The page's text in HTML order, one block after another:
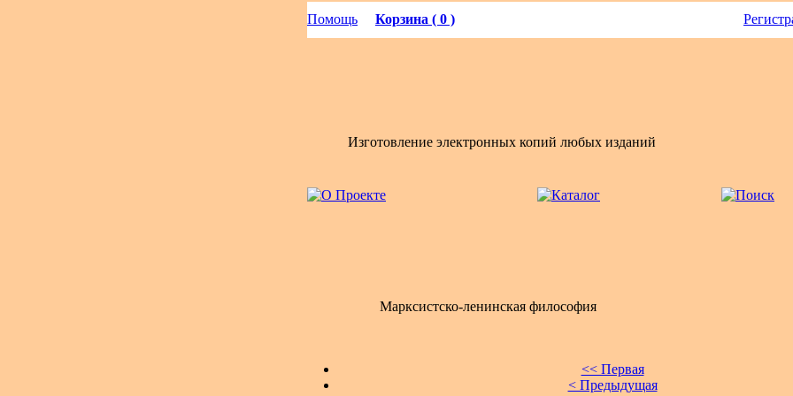
Помощь Корзина ( 0 )
Изготовление электронных копий любых изданий
Марксистско-ленинская философия
<< Первая
< Предыдущая